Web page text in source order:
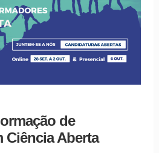
de
Ciência Aberta